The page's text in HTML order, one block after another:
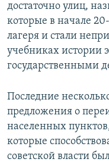
достаточно улиц,
которые в начале
лагеря и стали
учебниках истории
государственными
Последние
предложения о
населенных
которые
советской власти